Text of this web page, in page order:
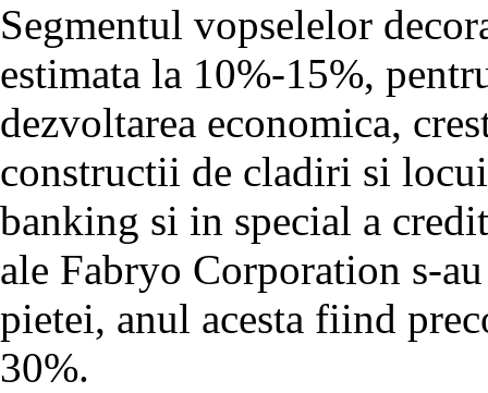
Segmentul vopselelor
estimata la 10%-15%,
dezvoltarea economica,
constructii de cladiri si
banking si in special a
ale Fabryo Corporation s-
pietei, anul acesta fiind
30%.